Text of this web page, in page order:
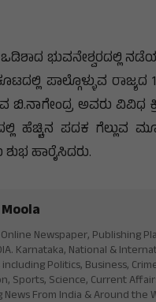
ಭುವನೇಶ್ವರದಲ್ಲಿ
ಪಾಲ್ಗೊಳ್ಳುವ ರಾಜ್ಯದ
ಬಿ.ನಾಗೇಂದ್ರ ಅವರು ವಿವಿಧ
ಹೆಚ್ಚಿನ ಪದಕ ಗೆಲ್ಲುವ
ಹಾರೈಸಿದರು.
Newspaper, Publishing
Karnataka, National &
Politics, Business,
Sports, Science, Current
News From India & Around the